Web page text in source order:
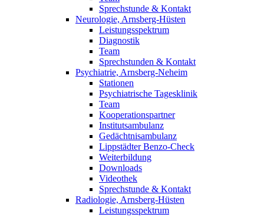
Sprechstunde & Kontakt
Neurologie, Arnsberg-Hüsten
Leistungsspektrum
Diagnostik
Team
Sprechstunden & Kontakt
Psychiatrie, Arnsberg-Neheim
Stationen
Psychiatrische Tagesklinik
Team
Kooperationspartner
Institutsambulanz
Gedächtnisambulanz
Lippstädter Benzo-Check
Weiterbildung
Downloads
Videothek
Sprechstunde & Kontakt
Radiologie, Arnsberg-Hüsten
Leistungsspektrum